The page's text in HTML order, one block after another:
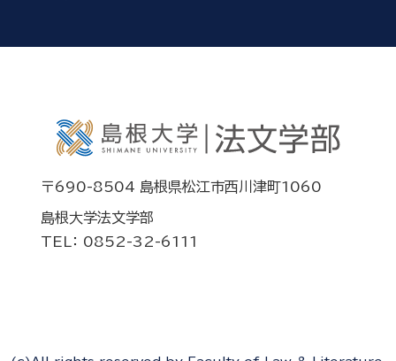
〒690-8504 島根県松江市西川津町1060
島根大学法文学部
TEL： 0852-32-6111